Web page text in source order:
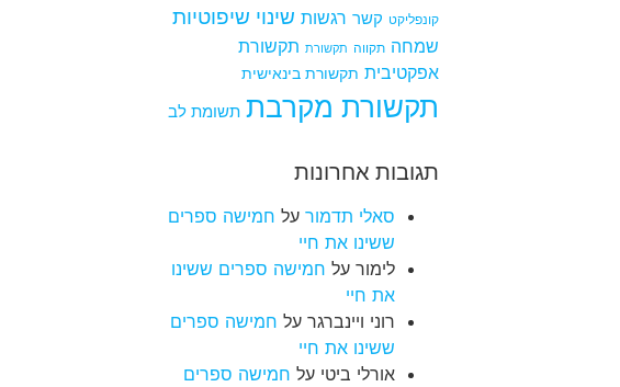
קונפליקט קשר רגשות שינוי שיפוטיות
שמחה תקווה תקשורת תקשורת
אפקטיבית תקשורת בינאישית
תקשורת מקרבת תשומת לב
תגובות אחרונות
סאלי תדמור על חמישה ספרים
ששינו את חיי
לימור על חמישה ספרים ששינו
את חיי
רוני ויינברגר על חמישה ספרים
ששינו את חיי
אורלי ביטי על חמישה ספרים